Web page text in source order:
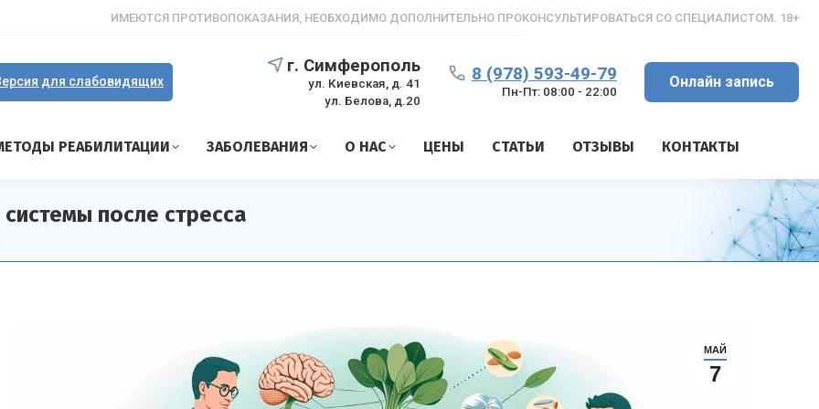
ИМЕЮТСЯ ПРОТИВОПОКАЗАНИЯ, НЕОБХОДИМО ДОПОЛНИТЕЛЬНО ПРОКОНСУЛЬТИРОВАТЬСЯ СО СПЕЦИАЛИСТОМ. 18+
для слабовидящих
г. Симферополь
ул. Киевская, д. 41
ул. Белова, д.20
8 (978) 593-49-79
Пн-Пт: 08:00 - 22:00
Онлайн запись
РЕАБИЛИТАЦИИ ЗАБОЛЕВАНИЯ О НАС ЦЕНЫ СТАТЬИ ОТЗЫВЫ КОНТАКТЫ
после стресса
МАЙ
7